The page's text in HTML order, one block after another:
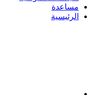
مساعدة
الرئيسية